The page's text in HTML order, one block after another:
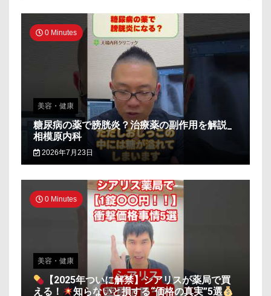
0 Minutes
美容・健康
糖尿病の薬で膀胱炎？治療薬の副作用を解説_
相模原内科
2026年7月23日
0 Minutes
美容・健康
【2025年ついに解禁】シアリスが薬局で買
える！
知らないと損する“価格の真実”5選